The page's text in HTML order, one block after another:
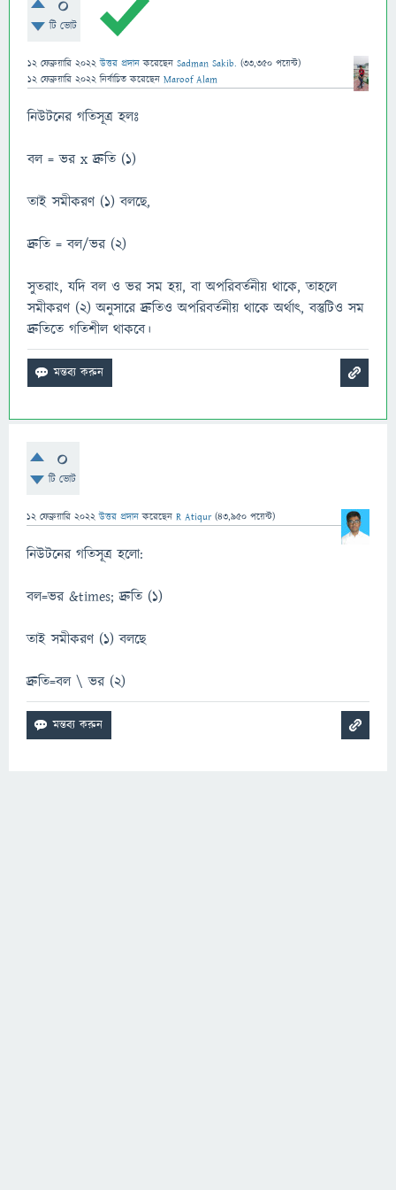
0
টি ভোট
12 ফেব্রুয়ারি 2022 উত্তর প্রদান করেছেন Sadman Sakib. (33,350 পয়েন্ট)
12 ফেব্রুয়ারি 2022 নির্বাচিত করেছেন Maroof Alam
নিউটনের গতিসূত্র হলঃ
বল = ভর x দ্রুতি (১)
তাই সমীকরণ (১) বলছে,
দ্রুতি = বল/ভর (২)
সুতরাং, যদি বল ও ভর সম হয়, বা অপরিবর্তনীয় থাকে, তাহলে
সমীকরণ (২) অনুসারে দ্রুতিও অপরিবর্তনীয় থাকে অর্থাৎ, বস্তুটিও সম
দ্রুতিতে গতিশীল থাকবে।
0
টি ভোট
12 ফেব্রুয়ারি 2022 উত্তর প্রদান করেছেন R Atiqur (43,950 পয়েন্ট)
নিউটনের গতিসূত্র হলো:
বল=ভর &times; দ্রুতি (১)
তাই সমীকরণ (১) বলছে
দ্রুতি=বল \ ভর (২)